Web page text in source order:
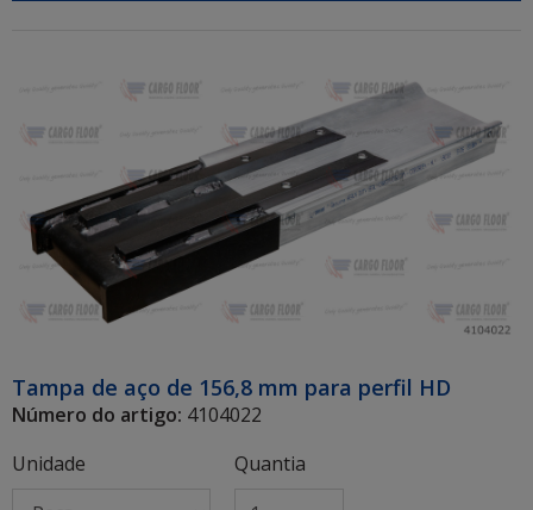
Tampa de aço de 156,8 mm para perfil HD
Número do artigo: 4104022
Unidade
Quantia